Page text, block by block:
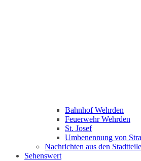
Bahnhof Wehrden
Feuerwehr Wehrden
St. Josef
Umbenennung von
Nachrichten aus den
Sehenswert